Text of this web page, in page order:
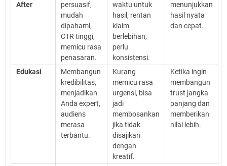
After
persuasif,
mudah
dipahami,
CTR tinggi,
memicu rasa
penasaran.
waktu untuk
hasil, rentan
klaim
berlebihan,
perlu
konsistensi.
menunjukkan
hasil nyata
dan cepat.
Edukasi
Membangun
kredibilitas,
menjadikan
Anda expert,
audiens
merasa
terbantu.
Kurang
memicu rasa
urgensi, bisa
jadi
membosankan
jika tidak
disajikan
dengan
kreatif.
Ketika ingin
membangun
trust jangka
panjang dan
memberikan
nilai lebih.